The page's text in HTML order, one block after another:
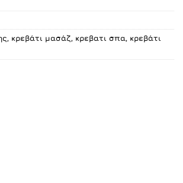
, κρεβάτι μασάζ, κρεβατι σπα, κρεβάτι